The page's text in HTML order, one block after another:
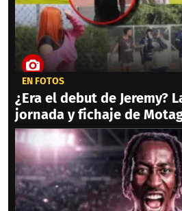
EN FOTOS
¿Era el debut de Jeremy?
jornada y fichaje de